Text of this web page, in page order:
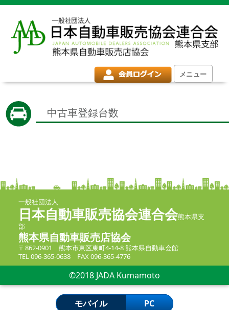
メニュー
中古車登録台数
一般社団法人
日本自動車販売協会連合会熊本県支
部
熊本県自動車販売店協会
〒862-0901 熊本市東区東町4-14-8 熊本県自動車会館
TEL 096-365-0638 FAX 096-365-4776
©2018 JADA Kumamoto
モバイル PC